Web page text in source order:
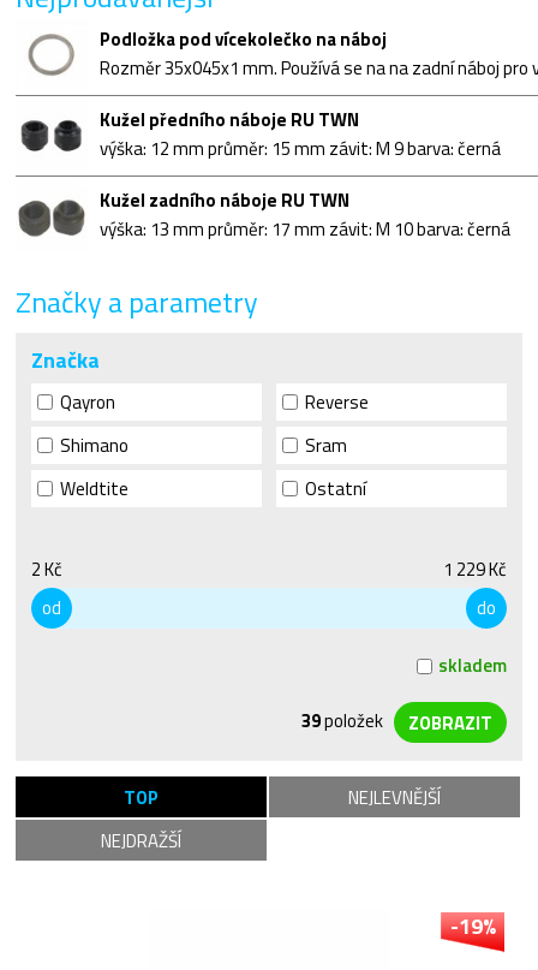
Podložka pod vícekolečko na náboj
Kužel předního náboje RU TWN
výška: 12 mm průměr: 15 mm závit: M 9 barva: černá
Kužel zadního náboje RU TWN
výška: 13 mm průměr: 17 mm závit: M 10 barva: černá
Značky a parametry
Značka
Qayron
Reverse
Shimano
Sram
Weldtite
Ostatní
2 Kč
1 229 Kč
od
do
skladem
39položek
TOP
NEJLEVNĚJŠÍ
NEJDRAŽŠÍ
-19%